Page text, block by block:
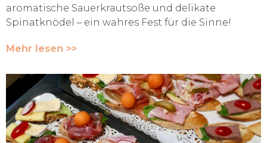
aromatische Sauerkrautsoße und delikate
Spinatknödel – ein wahres Fest für die Sinne!
Mehr lesen >>